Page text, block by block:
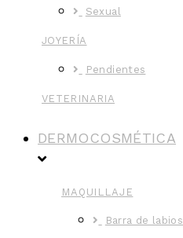
Sexual
JOYERÍA
Pendientes
VETERINARIA
DERMOCOSMÉTICA
MAQUILLAJE
Barra de labios